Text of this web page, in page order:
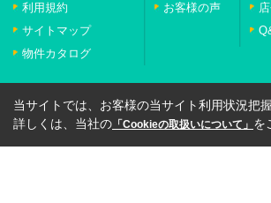
利用規約
サイトマップ
物件カタログ
お客様の声
当サイトでは、お客様の当サイト利用状況把
詳しくは、当社の 「Cookieの取扱いについて」 を